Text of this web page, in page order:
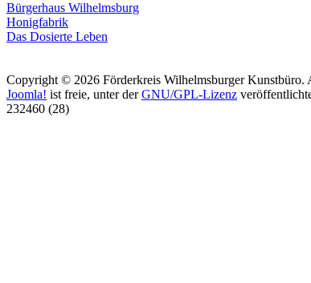
Bürgerhaus Wilhelmsburg
Honigfabrik
Das Dosierte Leben
Copyright © 2026 Förderkreis Wilhelmsburger Kunstbüro.
Joomla! ist freie, unter derGNU/GPL-Lizenz
232460 (28)